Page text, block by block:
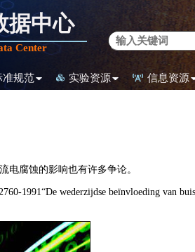
据中心
Center
准规范 实验资源 信息资源
腐蚀的影响也有许多争论。
wederzijdse beïnvloeding van